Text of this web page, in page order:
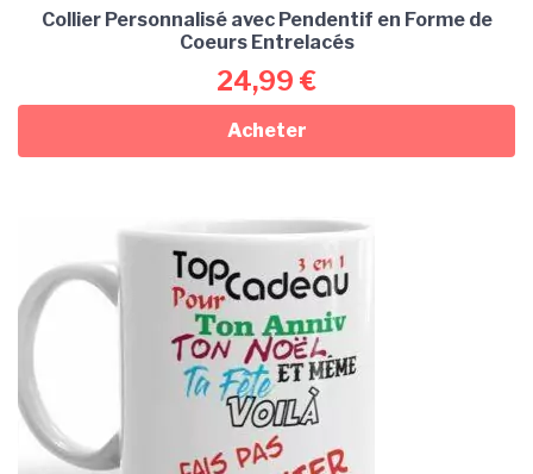
Collier Personnalisé avec Pendentif en Forme de
Coeurs Entrelacés
24,99 €
Acheter